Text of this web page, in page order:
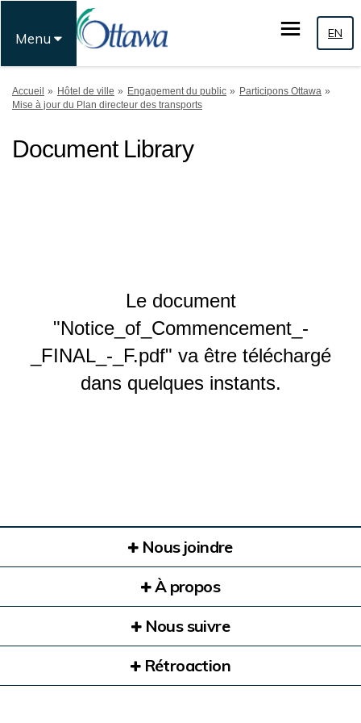
Menu EN
Vous êtes ici:
Accueil Hôtel de ville Engagement du public
Participons Ottawa
Mise à jour du Plan directeur des transports
Document Library
Le document
"Notice_of_Commencement_-
_FINAL_-_F.pdf" va être téléchargé
dans quelques instants.
Nous joindre
À propos
Nous suivre
Rétroaction